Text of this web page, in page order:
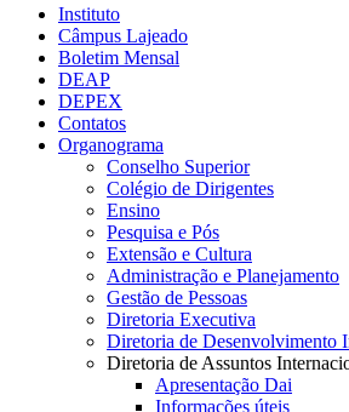
Instituto
Câmpus Lajeado
Boletim Mensal
DEAP
DEPEX
Contatos
Organograma
Conselho Superior
Colégio de Dirigentes
Ensino
Pesquisa e Pós
Extensão e Cultura
Administração e Planejamento
Gestão de Pessoas
Diretoria Executiva
Diretoria de Desenvolvimento
Diretoria de Assuntos
Apresentação Dai
Informações úteis